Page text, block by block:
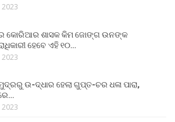
2023
କୋରିଆର ଶାସକ କିମ ଜୋଙ୍ଗ ଉନଙ୍କ
ହେବେ ଏହି ୧୦…
2023
ଉ-ଦ୍ଧାର ହେଲା ଗୁପ୍ତ-ଚର ଧଳା ପାରା,
2023